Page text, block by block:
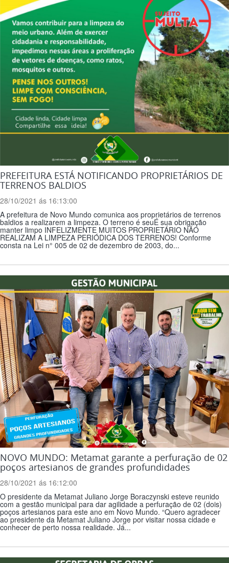
PREFEITURA ESTÁ NOTIFICANDO PROPRIETÁRIOS DE
TERRENOS BALDIOS
28/10/2021 ás 16:13:00
A prefeitura de Novo Mundo comunica aos proprietários de terrenos
baldios a realizarem a limpeza. O terreno é seuÉ sua obrigação
manter limpo INFELIZMENTE MUITOS PROPRIETÁRIO NÃO
REALIZAM A LIMPEZA PERIÓDICA DOS TERRENOS! Conforme
consta na Lei n° 005 de 02 de dezembro de 2003, do...
NOVO MUNDO: Metamat garante a perfuração de 02
poços artesianos de grandes profundidades
28/10/2021 ás 16:12:00
O presidente da Metamat Juliano Jorge Boraczynski esteve reunido
com a gestão municipal para dar agilidade a perfuração de 02 (dois)
poços artesianos para este ano em Novo Mundo. “Quero agradecer
ao presidente da Metamat Juliano Jorge por visitar nossa cidade e
conhecer de perto nossa realidade. Já...